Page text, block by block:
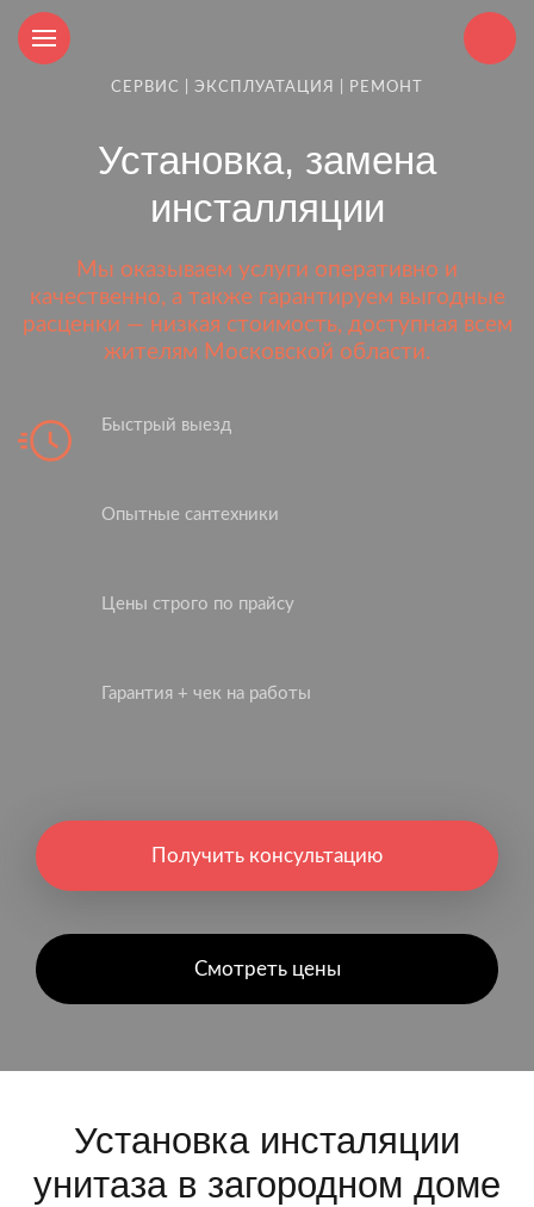
СЕРВИС | ЭКСПЛУАТАЦИЯ | РЕМОНТ
Установка, замена
инсталляции
Мы оказываем услуги оперативно и
качественно, а также гарантируем выгодные
расценки — низкая стоимость, доступная всем
жителям Московской области.
Быстрый выезд
Опытные сантехники
Цены строго по прайсу
Гарантия + чек на работы
Получить консультацию
Смотреть цены
Установка инсталяции
унитаза в загородном доме